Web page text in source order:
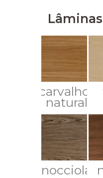
carvalho-
natural
nocciola